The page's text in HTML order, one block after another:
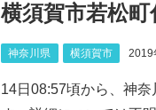
横須賀市若松
神奈川県 横須賀市 2019
14日08:57頃から、神